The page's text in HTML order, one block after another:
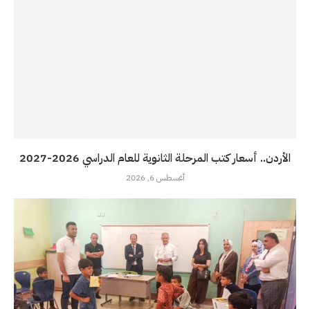
الأردن.. أسعار كتب المرحلة الثانوية للعام الدراسي 2026-2027
أغسطس 6, 2026